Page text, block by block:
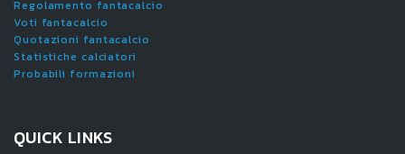
Regolamento fantacalcio
Voti fantacalcio
Quotazioni fantacalcio
Statistiche calciatori
Probabili formazioni
QUICK LINKS